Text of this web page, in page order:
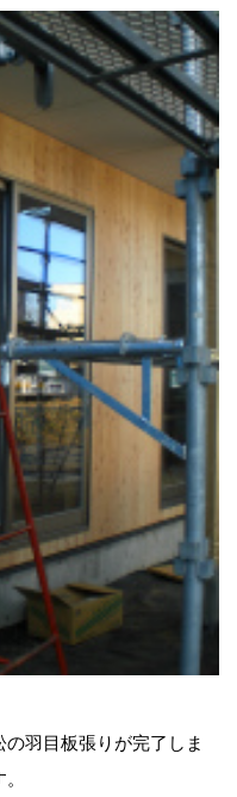
羽目板張りが完了しま